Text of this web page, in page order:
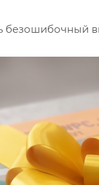
безошибочный